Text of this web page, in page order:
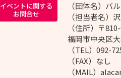
イベントに関する
お問合せ
（団体名）バ
（担当者名）
（住所）〒
福岡市中央区
（TEL）092-
（FAX）なし
（MAIL）